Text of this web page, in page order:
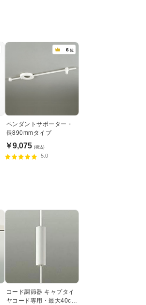
6 位
ペンダントサポーター・
長890mmタイプ
￥9,075 (税込)
5.0
コード調節器 キャプタイ
ヤコード専用・最大40cm